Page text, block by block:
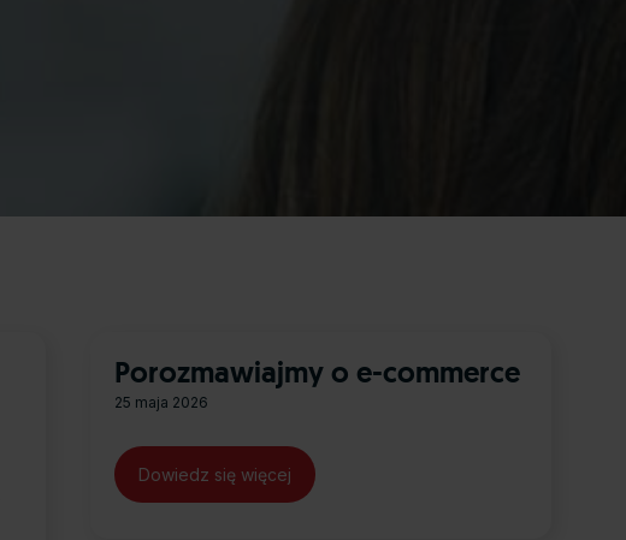
Porozmawiajmy o e-commerce
25 maja 2026
Dowiedz się więcej about Porozmawiajmy o e-commerce